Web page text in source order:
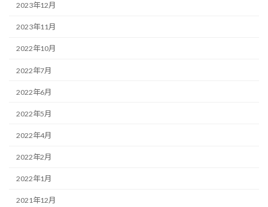
2023年12月
2023年11月
2022年10月
2022年7月
2022年6月
2022年5月
2022年4月
2022年2月
2022年1月
2021年12月